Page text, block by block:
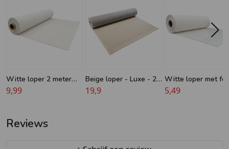
Witte loper 2 meter
breed
9,99
Beige loper - Luxe - 2
meter breed
19,9
Witte loper met
meter breed
5,49
Reviews